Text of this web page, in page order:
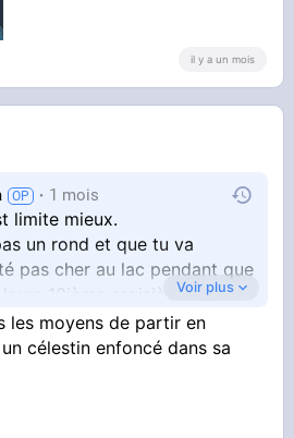
il y a un mois
1 mois
limite mieux.
un rond et que tu va
pas cher au lac pendant que
10ième croisière Costa
te passer devant dans la
un samedi
Voir plus
les moyens de partir en
célestin enfoncé dans sa